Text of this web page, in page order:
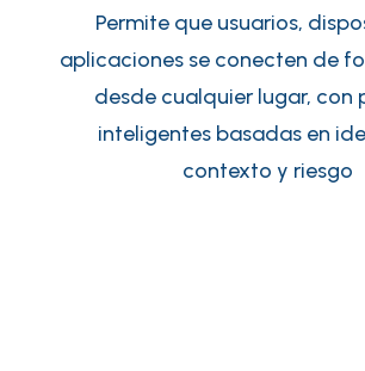
Permite que usuarios,
aplicaciones se conecten de
desde cualquier lugar, con
inteligentes basadas en
contexto y riesgo